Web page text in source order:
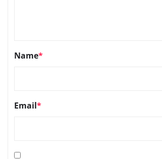
Name*
Email*